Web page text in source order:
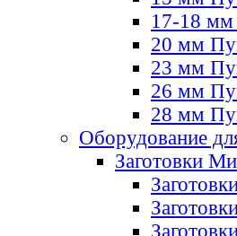
17-18
20 мм
23 мм
26 мм
28 мм
Оборудование
Заготовки